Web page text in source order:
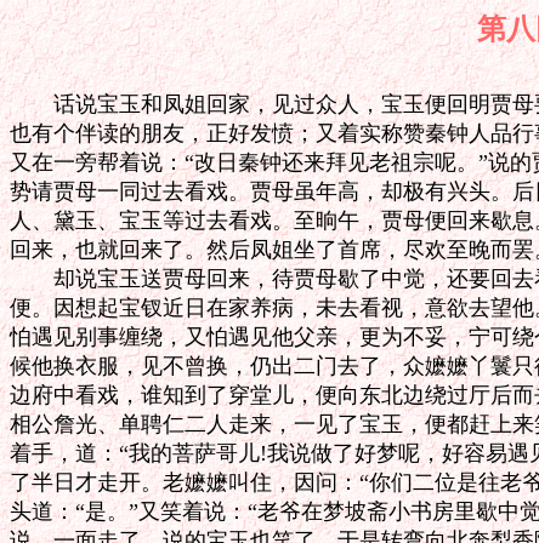
第
话说宝玉和凤姐回家，见过众人，宝玉便回明贾母
也有个伴读的朋友，正好发愤；又着实称赞秦钟人品
又在一旁帮着说：“改日秦钟还来拜见老祖宗呢。”说
势请贾母一同过去看戏。贾母虽年高，却极有兴头。
人、黛玉、宝玉等过去看戏。至晌午，贾母便回来歇
回来，也就回来了。然后凤姐坐了首席，尽欢至晚而罢
却说宝玉送贾母回来，待贾母歇了中觉，还要回去
便。因想起宝钗近日在家养病，未去看视，意欲去望
怕遇见别事缠绕，又怕遇见他父亲，更为不妥，宁可
候他换衣服，见不曾换，仍出二门去了，众嬷嬷丫鬟
边府中看戏，谁知到了穿堂儿，便向东北边绕过厅后
相公詹光、单聘仁二人走来，一见了宝玉，便都赶上
着手，道：“我的菩萨哥儿!我说做了好梦呢，好容易遇
了半日才走开。老嬷嬷叫住，因问：“你们二位是往老
头道：“是。”又笑着说：“老爷在梦坡斋小书房里歇中